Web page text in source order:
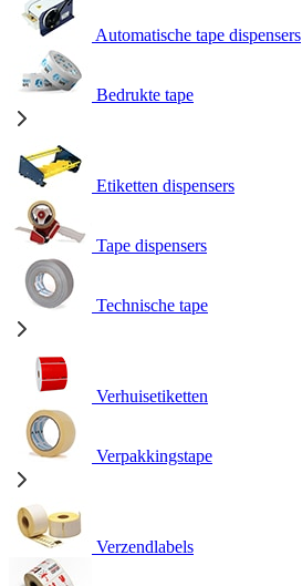
Automatische tape dispensers
Bedrukte tape
Etiketten dispensers
Tape dispensers
Technische tape
Verhuisetiketten
Verpakkingstape
Verzendlabels